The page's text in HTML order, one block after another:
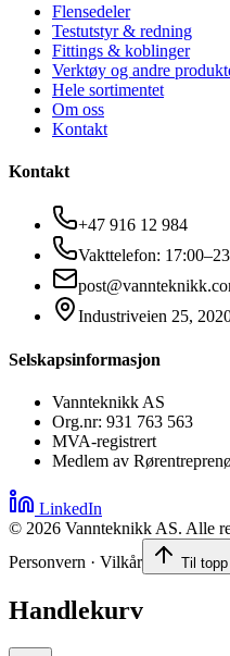
Flensedeler
Testutstyr & redning
Fittings & koblinger
Verktøy og andre
Hele sortimentet
Om oss
Kontakt
Kontakt
+47 916 12 984
Vakttelefon:
Industriveien 25,
Selskapsinformasjon
Vannteknikk AS
Org.nr: 931 763 563
MVA-registrert
Medlem av
LinkedIn
© 2026 Vannteknikk AS. Alle
Personvern · Vilkår
Til topp
Handlekurv